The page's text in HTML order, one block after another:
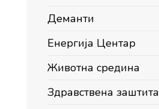
Деманти
Енергија Центар
Животна средина
Здравствена заштита